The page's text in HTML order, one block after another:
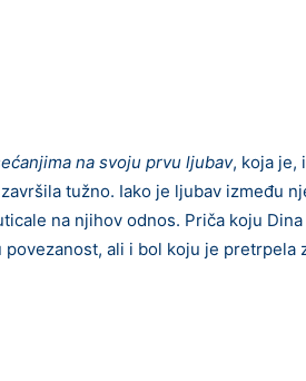
na svoju prvu ljubav, koja je,
tužno. Iako je ljubav između
na njihov odnos. Priča koju
ali i bol koju je pretrpela